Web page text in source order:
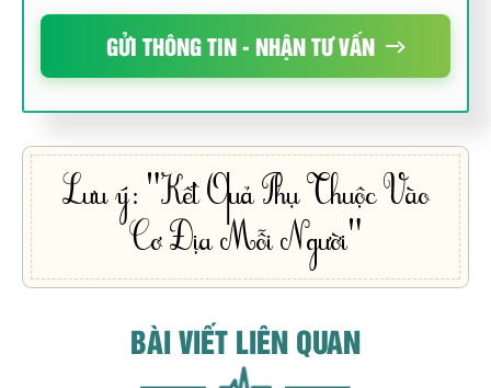
GỬI THÔNG TIN - NHẬN TƯ VẤN
Lưu ý: "Kết Quả Phụ Thuộc Vào
Cơ Địa Mỗi Người"
BÀI VIẾT LIÊN QUAN